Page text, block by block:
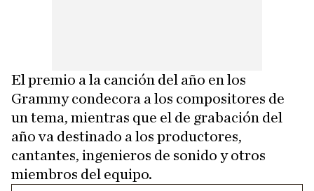
El premio a la canción del año en los
Grammy condecora a los compositores de
un tema, mientras que el de grabación del
año va destinado a los productores,
cantantes, ingenieros de sonido y otros
miembros del equipo.